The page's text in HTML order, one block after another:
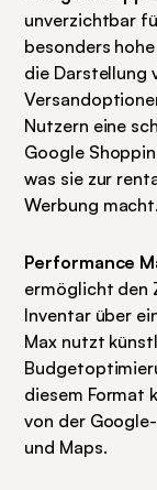
unverzichtbar
besonders
die Darstellung
Nutzern eine
Google
was sie zur
Werbung macht.
Performance
ermöglicht den
Inventar über
Max nutzt
diesem Format
von der
und Maps.